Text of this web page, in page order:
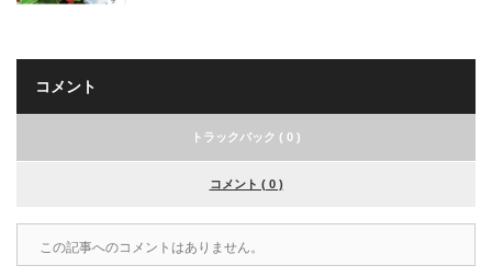
コメント
トラックバック ( 0 )
コメント ( 0 )
この記事へのコメントはありません。